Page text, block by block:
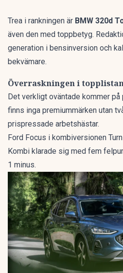
Trea i rankningen är BMW 320d
även den med toppbetyg.
generation i bensinversion och
bekvämare.
Överraskningen i
Det verkligt oväntade kommer
finns inga premiummärken utan
prispressade arbetshästar.
Ford Focus i kombiversionen
Kombi klarade sig med fem
1 minus.